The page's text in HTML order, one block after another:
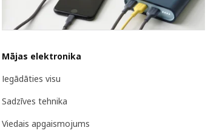
Mājas elektronika
Iegādāties visu
Sadzīves tehnika
Viedais apgaismojums